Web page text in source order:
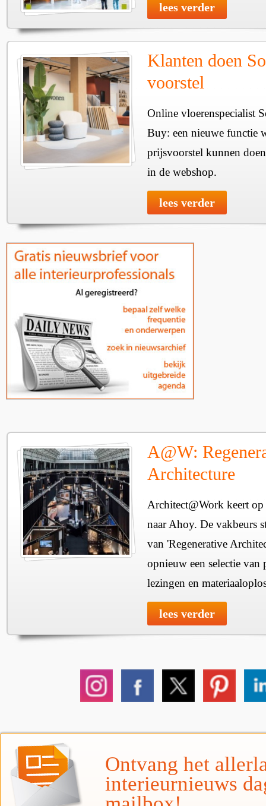
lees verder
Klanten doen
voorstel
Online vloerenspecialist
Buy: een nieuwe functie
prijsvoorstel kunnen
in de webshop.
lees verder
A@W:
Architecture
Architect@Work keert
naar Ahoy. De vakbeurs
van 'Regenerative
opnieuw een selectie van
lezingen en
lees verder
Ontvang het
interieurnieuws